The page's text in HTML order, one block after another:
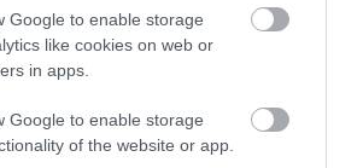
Google to enable storage
like cookies on web or
in apps.
Google to enable storage
of the website or app.